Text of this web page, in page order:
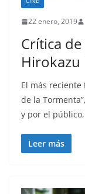
22 enero, 2019
Crítica
Hirokazu
El más reciente
de la
y por el
Leer más